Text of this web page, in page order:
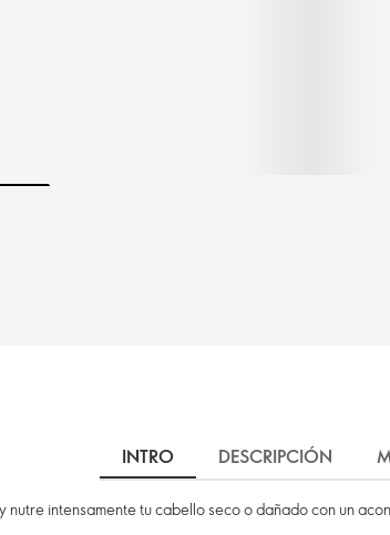
INTRO DESCRIPCIÓN
nutre intensamente tu cabello seco o dañado con un